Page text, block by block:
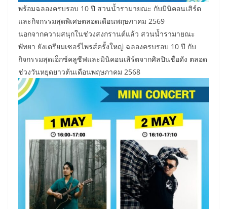
พร้อมฉลองครบรอบ 10 ปี สวนน้ำรามายณะ กับมินิคอนเสิร์ต
และกิจกรรมสุดพิเศษตลอดเดือนพฤษภาคม 2569
นอกจากความสนุกในช่วงสงกรานต์แล้ว สวนน้ำรามายณะ
พัทยา ยังเตรียมเซอร์ไพรส์ครั้งใหญ่ ฉลองครบรอบ 10 ปี กับ
กิจกรรมสุดเอ็กซ์คลูซีฟและมินิคอนเสิร์ตจากศิลปินชื่อดัง ตลอด
ช่วงวันหยุดยาวต้นเดือนพฤษภาคม 2568